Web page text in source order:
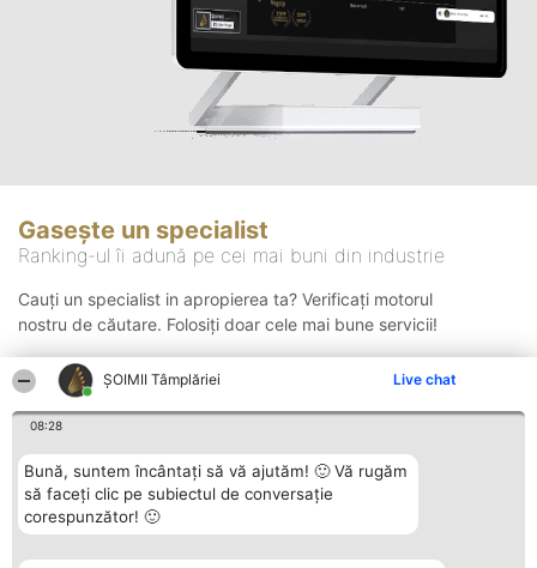
ȘOIMII Tâmplăriei Live chat
08:28
Bună, suntem încântați să vă ajutăm! 🙂 Vă rugăm
să faceți clic pe subiectul de conversație
corespunzător! 🙂
Gasește un specialist
Ranking-ul îi adună pe cei mai buni din industrie
Cauți un specialist in apropierea ta? Verificați motorul
nostru de căutare. Folosiți doar cele mai bune servicii!